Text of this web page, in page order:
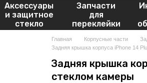
Аксессуары
и защитное
стекло
Запчасти
для
переклейки
Главная Корпусные части
Задняя крышка корпуса iPhone 14
Задняя крышка
стеклом камеры